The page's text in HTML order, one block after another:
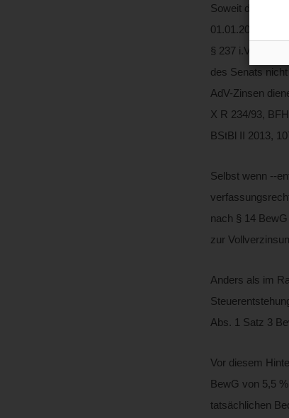
Soweit der BFH
01.01.2019 bis
§ 237 i.V.m. §
des Senats
AdV-Zinsen
X R 234/93,
BStBl II 2013,
Selbst wenn
nach § 14
zur
Anders als im
Abs. 1 Satz 3
Vor diesem
BewG von 5,5
tatsächlichen